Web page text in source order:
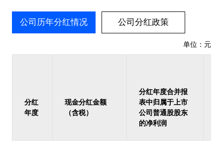
公司历年分红情况 公司分红政策
单位：元
分红
年度
现金分红金额
（含税）
分红年度合并报
表中归属于上市
公司普通股股东
的净利润